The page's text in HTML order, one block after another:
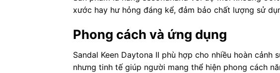
xước hay hư hỏng đáng kể, đảm bảo chất lượng sử
Phong cách và ứng dụng
Sandal Keen Daytona II phù hợp cho nhiều hoàn
nhưng tinh tế giúp người mang thể hiện phong cách